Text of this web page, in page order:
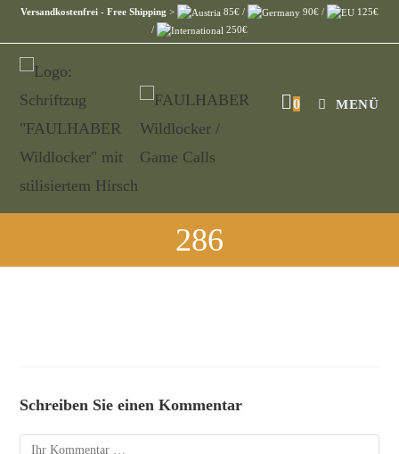
Versandkostenfrei - Free Shipping > 85€ / 90€ /
125€
/
250€
0 MENÜ
286
Schreiben Sie einen Kommentar